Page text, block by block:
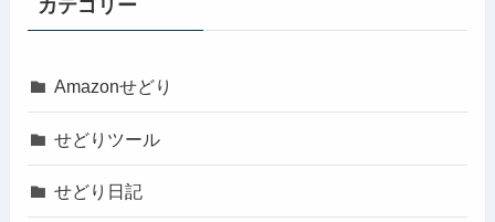
カテゴリー
Amazonせどり
せどりツール
せどり日記